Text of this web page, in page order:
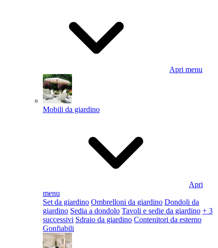
Apri menu
Mobili da giardino
Apri
menu
Set da giardino Ombrelloni da giardino Dondoli da
giardino Sedia a dondolo Tavoli e sedie da giardino + 3
successivi Sdraio da giardino Contenitori da esterno
Gonfiabili